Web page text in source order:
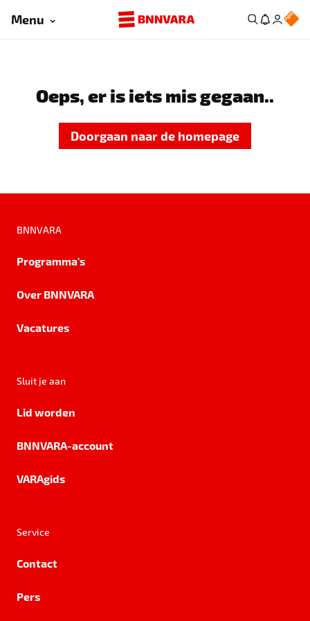
Menu
Oeps, er is iets mis gegaan..
Doorgaan naar de homepage
BNNVARA
Programma's
Over BNNVARA
Vacatures
Sluit je aan
Lid worden
BNNVARA-account
VARAgids
Service
Contact
Pers